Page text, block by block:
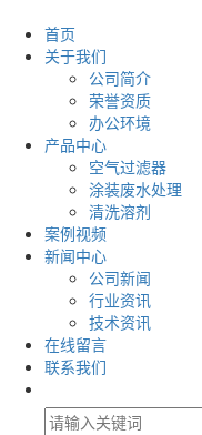
首页
关于我们
公司简介
荣誉资质
办公环境
产品中心
空气过滤器
涂装废水处理
清洗溶剂
案例视频
新闻中心
公司新闻
行业资讯
技术资讯
在线留言
联系我们